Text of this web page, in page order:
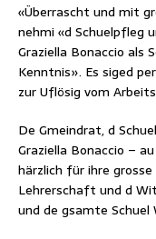
«Überrascht und mit
nehmi «d Schuelpfleg
Graziella Bonaccio als
Kenntnis». Es siged
zur Uflösig vom
De Gmeindrat, d
Graziella Bonaccio –
härzlich für ihre
Lehrerschaft und d
und de gsamte